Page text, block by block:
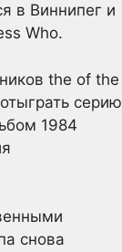
в Виннипег и
Who.
the of the
серию
1984
снова